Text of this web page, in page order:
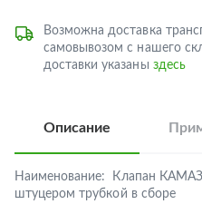
Возможна доставка
самовывозом с нашего
доставки указаны здесь
Описание
Наименование:
Клапан
штуцером трубкой в сборе